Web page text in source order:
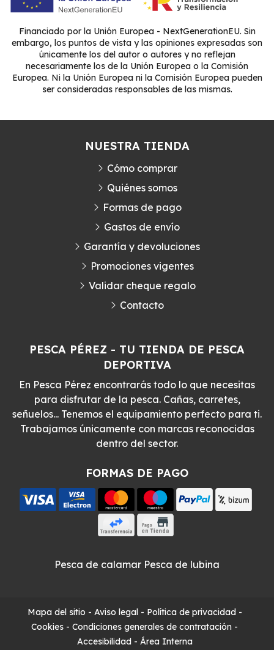
Financiado por la Unión Europea - NextGenerationEU. Sin
embargo, los puntos de vista y las opiniones expresadas son
únicamente los del autor o autores y no reflejan
necesariamente los de la Unión Europea o la Comisión
Europea. Ni la Unión Europea ni la Comisión Europea pueden
ser consideradas responsables de las mismas.
PESCA PÉREZ - TU TIENDA DE PESCA
DEPORTIVA
En Pesca Pérez encontrarás todo lo que necesitas
para disfrutar de la pesca. Cañas, carretes,
señuelos... Tenemos el equipamiento perfecto para ti.
Trabajamos únicamente con marcas reconocidas
dentro del sector.
FORMAS DE PAGO
NUESTRA TIENDA
Cómo comprar
Quiénes somos
Formas de pago
Gastos de envío
Garantía y devoluciones
Promociones vigentes
Validar cheque regalo
Contacto
Pesca de calamar Pesca de lubina
Mapa del sitio - Aviso legal - Política de privacidad -
Cookies - Condiciones generales de contratación -
Accesibilidad - Área Interna